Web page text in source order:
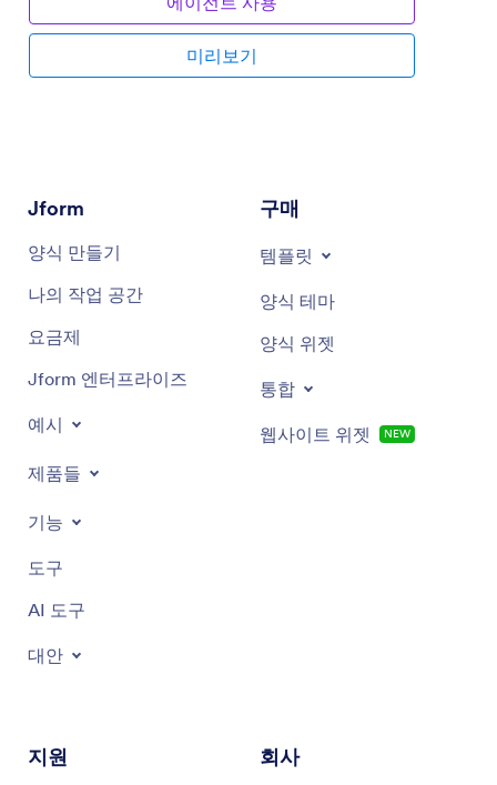
미리보기
Jform
양식 만들기
나의 작업 공간
요금제
Jform 엔터프라이즈
예시
제품들
기능
도구
AI 도구
대안
구매
템플릿
양식 테마
양식 위젯
통합
웹사이트 위젯 NEW
지원 회사